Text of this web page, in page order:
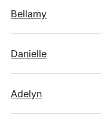
Bellamy
Danielle
Adelyn